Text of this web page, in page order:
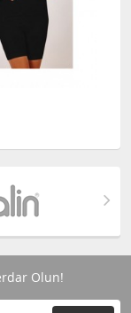
Olun!